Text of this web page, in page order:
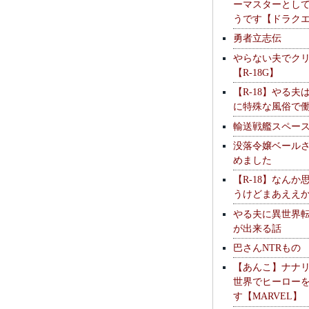
ーマスターとし
うです【ドラク
勇者立志伝
やらない夫でク
【R-18G】
【R-18】やる夫
に特殊な風俗で
輸送戦艦スペー
没落令嬢ベール
めました
【R-18】なんか
うけどまあええ
やる夫に異世界
が出来る話
巴さんNTRもの
【あんこ】ナナ
世界でヒーロー
す【MARVEL】